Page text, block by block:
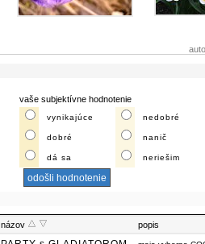
vaše subjektívne hodnotenie
vynikajúce nedobré
dobré nanič
dá sa neriešim
názov popis